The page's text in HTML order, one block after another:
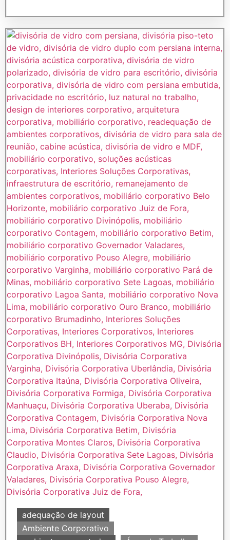
adequação de layout
Ambiente Corporativo